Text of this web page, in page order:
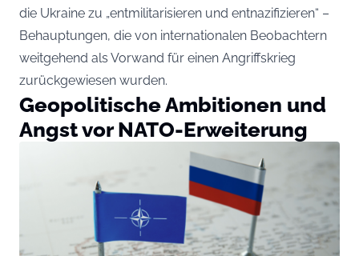
die Ukraine zu „entmilitarisieren und entnazifizieren“ –
Behauptungen, die von internationalen Beobachtern
weitgehend als Vorwand für einen Angriffskrieg
zurückgewiesen wurden.
Geopolitische Ambitionen und
Angst vor NATO-Erweiterung